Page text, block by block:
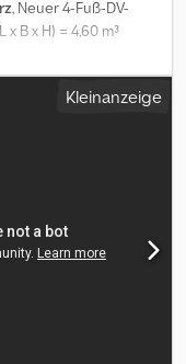
, Neuer 4-Fuß-DV-
B x H) = 4,60 m³
= Weitere
März 2026
x H): 120 x 220 x 226
Kleinanzeige